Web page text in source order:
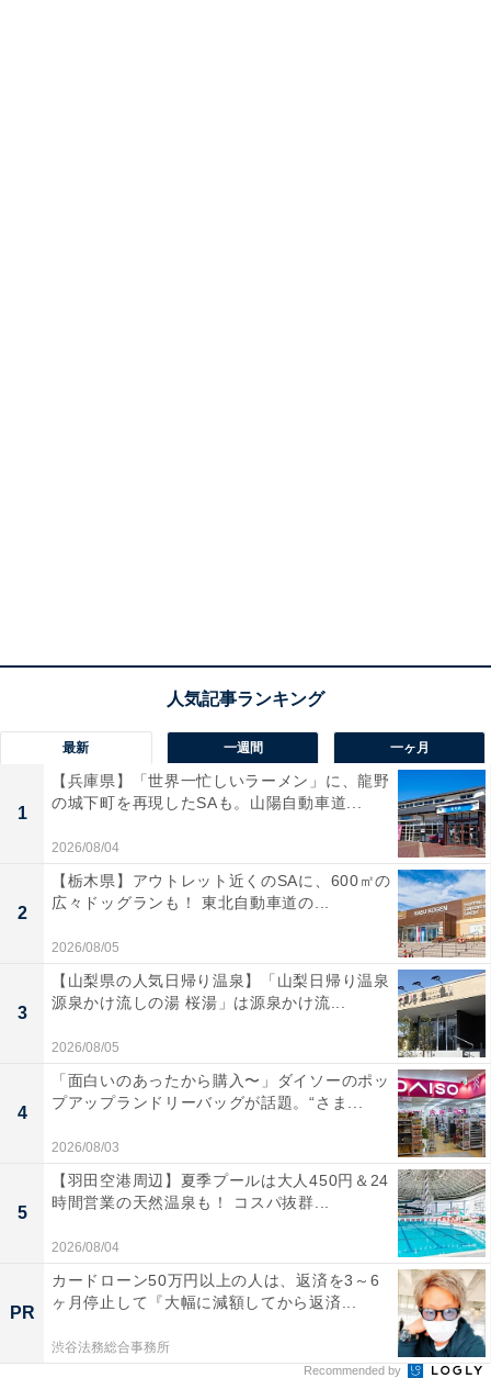
最新 一週間 一ヶ月
1
【兵庫県】「世界一忙しいラーメン」に、龍野
の城下町を再現したSAも。山陽自動車道...
2026/08/04
2
【栃木県】アウトレット近くのSAに、600㎡の
広々ドッグランも！ 東北自動車道の...
2026/08/05
3
【山梨県の人気日帰り温泉】「山梨日帰り温泉
源泉かけ流しの湯 桜湯」は源泉かけ流...
2026/08/05
4
「面白いのあったから購入〜」ダイソーのポッ
プアップランドリーバッグが話題。“さま...
2026/08/03
5
【羽田空港周辺】夏季プールは大人450円＆24
時間営業の天然温泉も！ コスパ抜群...
2026/08/04
PR
カードローン50万円以上の人は、返済を3～6
ヶ月停止して『大幅に減額してから返済...
渋谷法務総合事務所
Recommended by